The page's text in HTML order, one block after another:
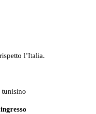
l’Italia.
tunisino